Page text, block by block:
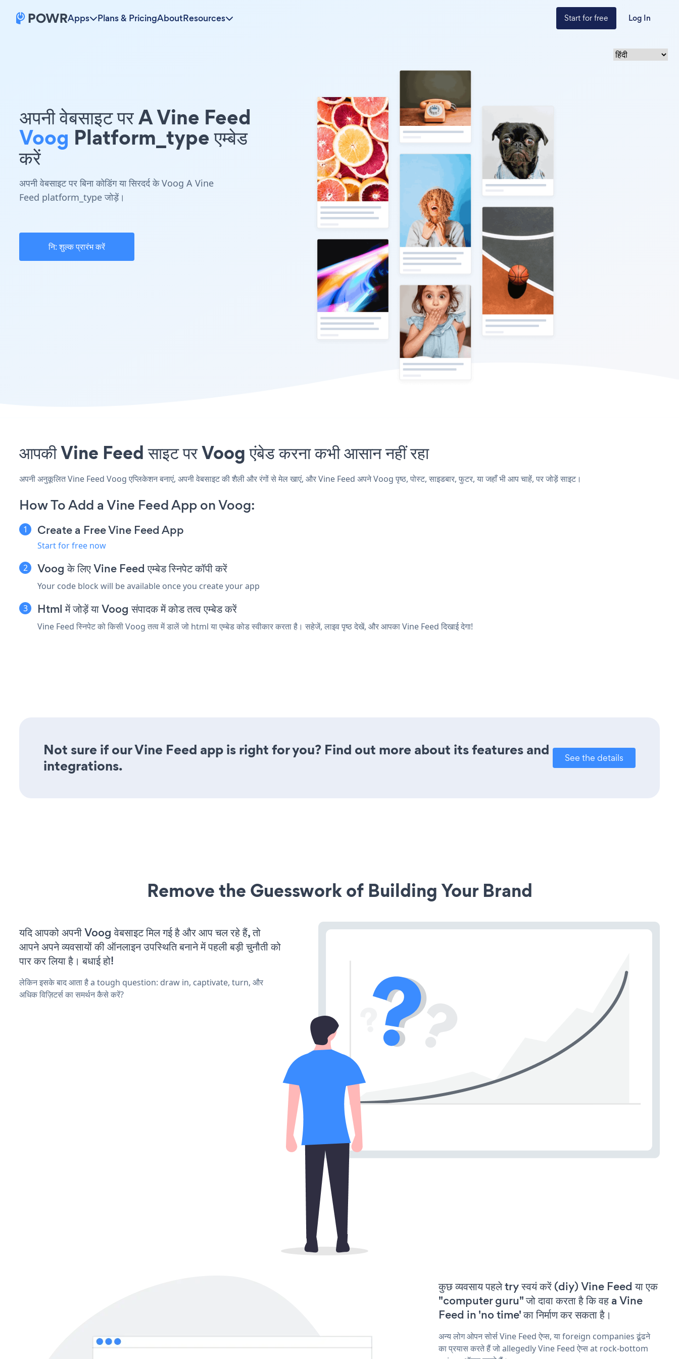
Apps Plans & PricingAboutResources Start for free Log In
अपनी वेबसाइट पर A Vine Feed
Voog Platform_type एम्बेड
करें
अपनी वेबसाइट पर बिना कोडिंग या सिरदर्द के Voog A Vine
Feed platform_type जोड़ें।
नि: शुल्क प्रारंभ करें
आपकी Vine Feed साइट पर Voog एंबेड करना कभी आसान नहीं रहा
अपनी अनुकूलित Vine Feed Voog एप्लिकेशन बनाएं, अपनी वेबसाइट की शैली और रंगों से मेल खाएं, और Vine Feed अपने Voog पृष्ठ, पोस्ट, साइडबार, फुटर, या जहाँ भी आप चाहें, पर जोड़ें साइट।
How To Add a Vine Feed App on Voog:
Create a Free Vine Feed App
Start for free now
Voog के लिए Vine Feed एम्बेड स्निपेट कॉपी करें
Your code block will be available once you create your app
Html में जोड़ें या Voog संपादक में कोड तत्व एम्बेड करें
Vine Feed स्निपेट को किसी Voog तत्व में डालें जो html या एम्बेड कोड स्वीकार करता है। सहेजें, लाइव पृष्ठ देखें, और आपका Vine Feed दिखाई देगा!
Not sure if our Vine Feed app is right for you? Find out more about its features and
integrations.
See the details
Remove the Guesswork of Building Your Brand
यदि आपको अपनी Voog वेबसाइट मिल गई है और आप चल रहे हैं, तो
आपने अपने व्यवसायों की ऑनलाइन उपस्थिति बनाने में पहली बड़ी चुनौती को
पार कर लिया है। बधाई हो!
लेकिन इसके बाद आता है a tough question: draw in, captivate, turn, और
अधिक विज़िटर्स का समर्थन कैसे करें?
कुछ व्यवसाय पहले try स्वयं करें (diy) Vine Feed या एक
"computer guru" जो दावा करता है कि वह a Vine
Feed in 'no time' का निर्माण कर सकता है।
अन्य लोग ओपन सोर्स Vine Feed ऐप्स, या foreign companies ढूंढने
का प्रयास करते हैं जो allegedly Vine Feed ऐप्स at rock-bottom